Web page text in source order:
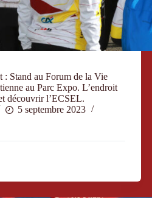
: Stand au Forum de la Vie
au Parc Expo. L’endroit
découvrir l’ECSEL.
5 septembre 2023